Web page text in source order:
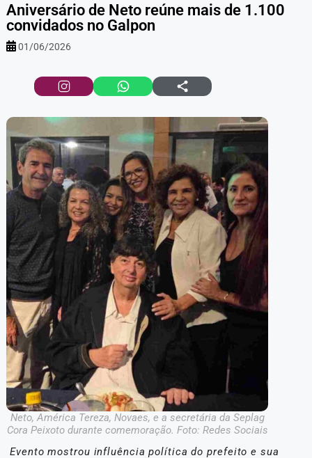
Aniversário de Neto reúne mais de 1.100
convidados no Galpon
01/06/2026
Neto, América Tereza, Novaes, e a secretária da Seplag
Cora Peixoto durante comemoração. Foto: Redes Sociais
Evento mostrou influência política do prefeito e sua